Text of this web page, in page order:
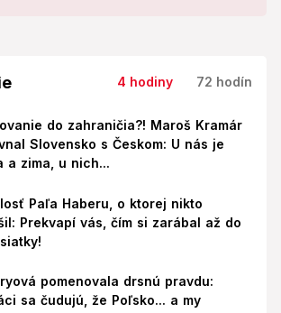
4 hodiny 72 hodín
do zahraničia?! Maroš Kramár
Slovensko s Českom: U nás je
a zima, u nich...
Paľa Haberu, o ktorej nikto
Prekvapí vás, čím si zarábal až do
pomenovala drsnú pravdu:
sa čudujú, že Poľsko... a my